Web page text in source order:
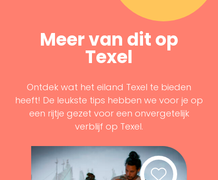
Meer van dit op
Texel
Ontdek wat het eiland Texel te bieden
heeft! De leukste tips hebben we voor je op
een rijtje gezet voor een onvergetelijk
verblijf op Texel.